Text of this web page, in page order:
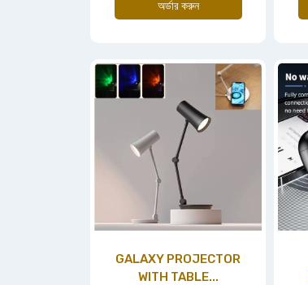
অর্ডার করুন
GALAXY PROJECTOR
WITH TABLE...